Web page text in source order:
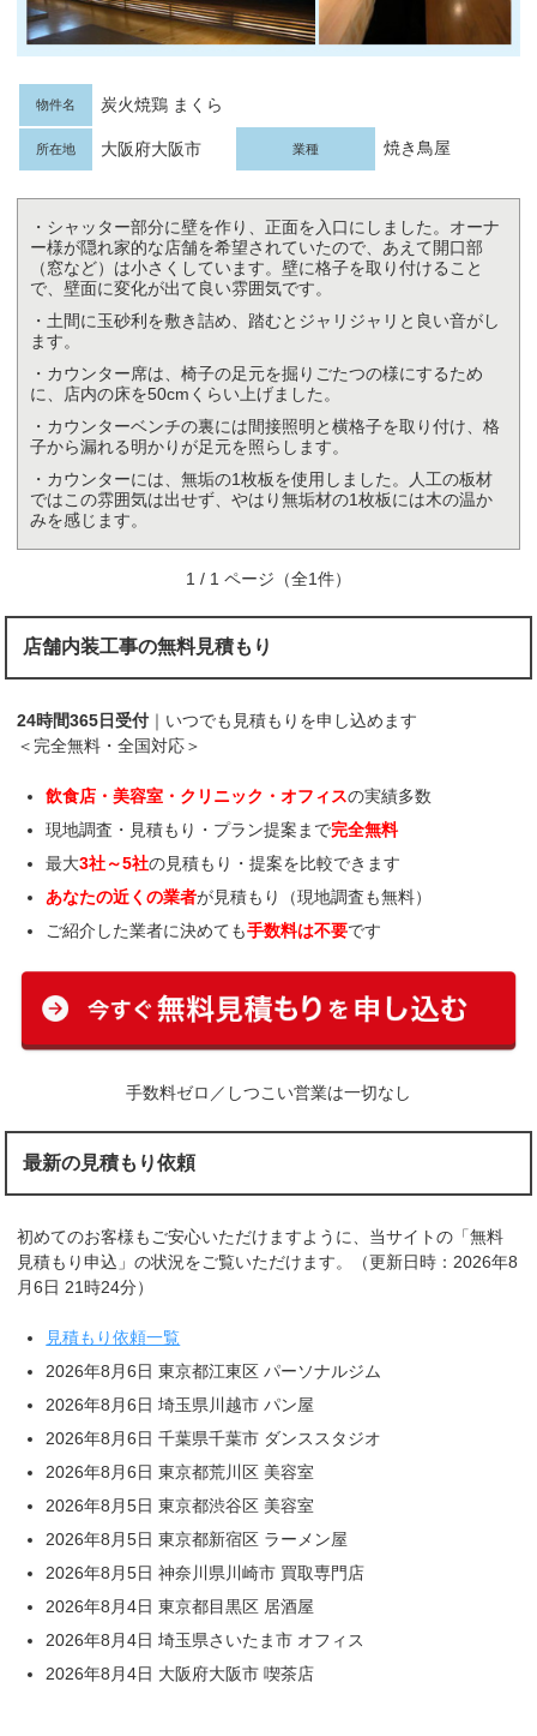
物件名 炭火焼鶏 まくら
所在地 大阪府大阪市 業種 焼き鳥屋
・シャッター部分に壁を作り、正面を入口にしました。オーナ
ー様が隠れ家的な店舗を希望されていたので、あえて開口部
（窓など）は小さくしています。壁に格子を取り付けること
で、壁面に変化が出て良い雰囲気です。
・土間に玉砂利を敷き詰め、踏むとジャリジャリと良い音がし
ます。
・カウンター席は、椅子の足元を掘りごたつの様にするため
に、店内の床を50cmくらい上げました。
・カウンターベンチの裏には間接照明と横格子を取り付け、格
子から漏れる明かりが足元を照らします。
・カウンターには、無垢の1枚板を使用しました。人工の板材
ではこの雰囲気は出せず、やはり無垢材の1枚板には木の温か
みを感じます。
1 / 1 ページ（全1件）
店舗内装工事の無料見積もり
24時間365日受付 ｜いつでも見積もりを申し込めます
＜完全無料・全国対応＞
飲食店・美容室・クリニック・オフィスの実績多数
現地調査・見積もり・プラン提案まで完全無料
最大3社～5社の見積もり・提案を比較できます
あなたの近くの業者が見積もり（現地調査も無料）
ご紹介した業者に決めても手数料は不要です
手数料ゼロ／しつこい営業は一切なし
最新の見積もり依頼
初めてのお客様もご安心いただけますように、当サイトの「無料
見積もり申込」の状況をご覧いただけます。（更新日時：2026年8
月6日 21時24分）
見積もり依頼一覧
2026年8月6日 東京都江東区 パーソナルジム
2026年8月6日 埼玉県川越市 パン屋
2026年8月6日 千葉県千葉市 ダンススタジオ
2026年8月6日 東京都荒川区 美容室
2026年8月5日 東京都渋谷区 美容室
2026年8月5日 東京都新宿区 ラーメン屋
2026年8月5日 神奈川県川崎市 買取専門店
2026年8月4日 東京都目黒区 居酒屋
2026年8月4日 埼玉県さいたま市 オフィス
2026年8月4日 大阪府大阪市 喫茶店